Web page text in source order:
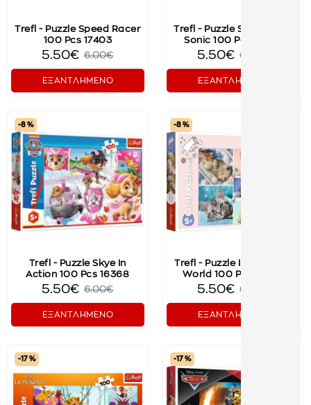
Trefl - Puzzle Speed Racer
100 Pcs 17403
5.50€ 6.00€
ΕΞΑΝΤΛΗΜΕΝΟ
Trefl - Puzzle Sonic, Meet
Sonic 100 Pcs 16465
5.50€ 6.00€
ΕΞΑΝΤΛΗΜΕΝΟ
-8 %
Trefl - Puzzle Skye In
Action 100 Pcs 16368
5.50€ 6.00€
ΕΞΑΝΤΛΗΜΕΝΟ
-8 %
Trefl - Puzzle In the Cat's
World 100 Pcs 16420
5.50€ 6.00€
ΕΞΑΝΤΛΗΜΕΝΟ
-17 % -17 %